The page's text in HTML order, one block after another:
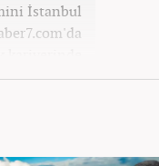
İstanbul
Siyaset